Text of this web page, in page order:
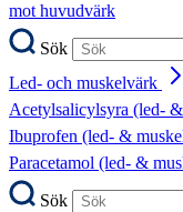
mot huvudvärk
Sök
Led- och muskelvärk
Acetylsalicylsyra (led-
Ibuprofen (led- &
Paracetamol (led- &
Sök